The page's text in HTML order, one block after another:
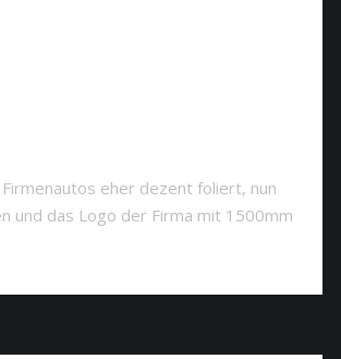
eher dezent foliert, nun
und das Logo der Firma mit 1500mm